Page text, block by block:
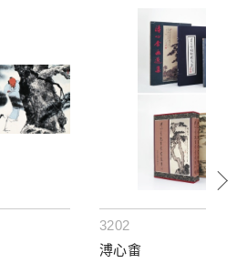
3202
溥心畬